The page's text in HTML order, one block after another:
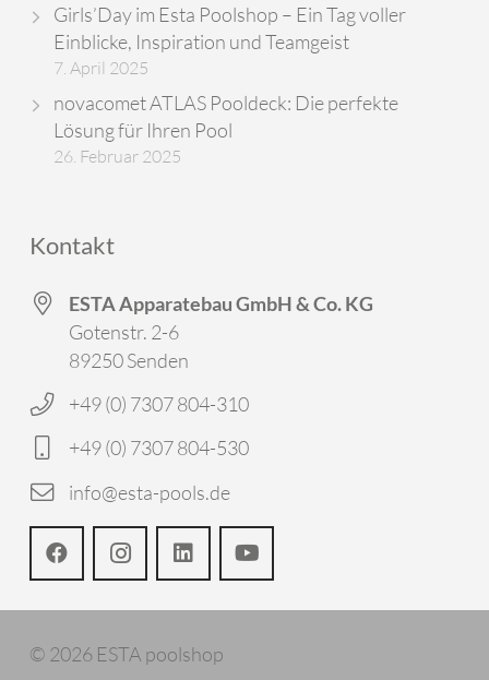
Girls’Day im Esta Poolshop – Ein Tag voller
Einblicke, Inspiration und Teamgeist
7. April 2025
novacomet ATLAS Pooldeck: Die perfekte
Lösung für Ihren Pool
26. Februar 2025
Kontakt
ESTA Apparatebau GmbH & Co. KG
Gotenstr. 2-6
89250 Senden
+49 (0) 7307 804-310
+49 (0) 7307 804-530
info@esta-pools.de
© 2026 ESTA poolshop